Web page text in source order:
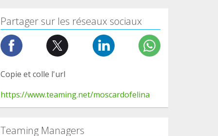
Partager sur les réseaux sociaux
Copie et colle l'url
https://www.teaming.net/moscardofelina
Teaming Managers